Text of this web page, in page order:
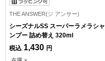
THE ANSWER(ジ アンサー)
シーズナルSS スーパーラメラシャ
ンプー 詰め替え 320ml
税込 1,430 円